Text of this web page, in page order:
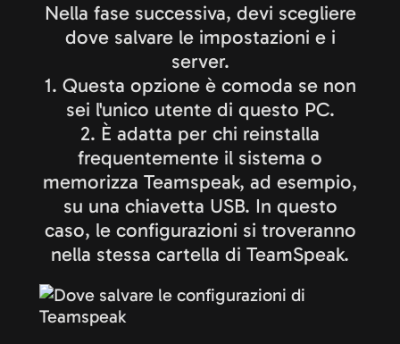
Nella fase successiva, devi scegliere
dove salvare le impostazioni e i
server.
1. Questa opzione è comoda se non
sei l'unico utente di questo PC.
2. È adatta per chi reinstalla
frequentemente il sistema o
memorizza Teamspeak, ad esempio,
su una chiavetta USB. In questo
caso, le configurazioni si troveranno
nella stessa cartella di TeamSpeak.